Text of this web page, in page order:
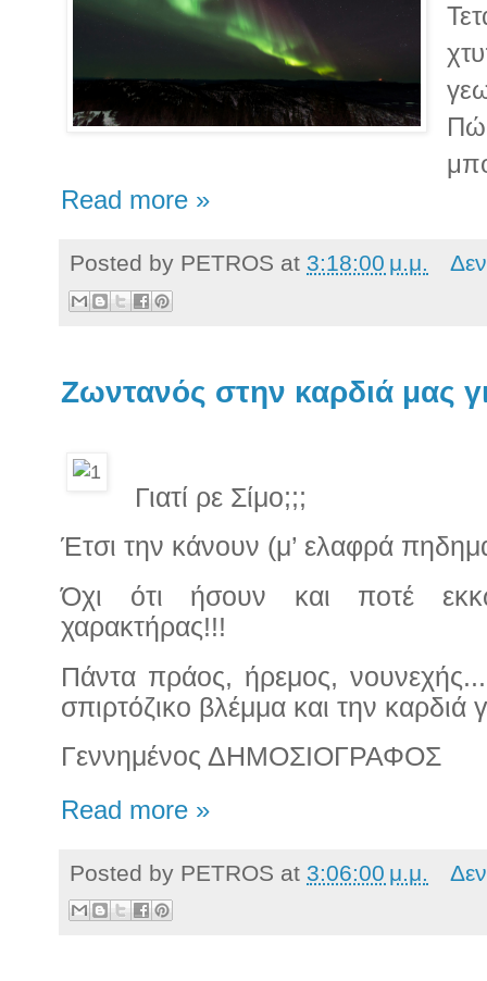
Read more »
Posted by PETROS at 3:18:00 μ.μ.
Ζωντανός στην καρδιά μας
Γιατί ρε Σίμο;;;
Έτσι την κάνουν (μ’ ελαφρά
Όχι ότι ήσουν και ποτέ
χαρακτήρας!!!
Πάντα πράος, ήρεμος,
σπιρτόζικο βλέμμα και την καρδιά
Γεννημένος ΔΗΜΟΣΙΟΓΡΑΦΟΣ
Read more »
Posted by PETROS at 3:06:00 μ.μ.